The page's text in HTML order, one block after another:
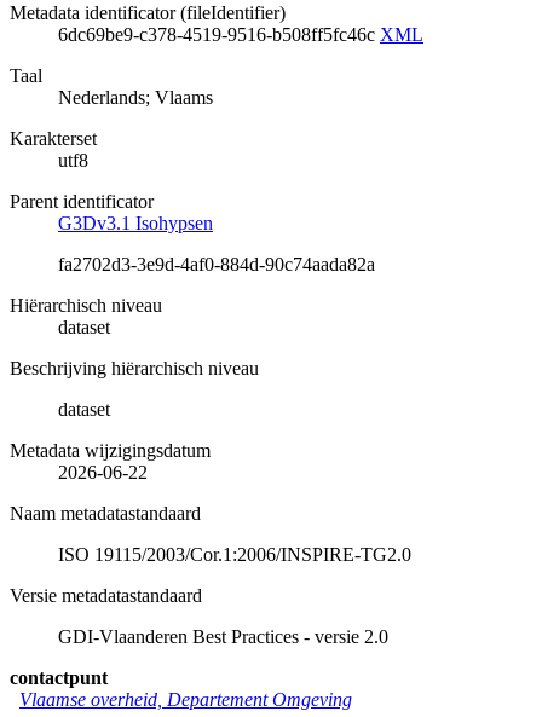
Metadata identificator (fileIdentifier)
6dc69be9-c378-4519-9516-b508ff5fc46c XML
Taal
Nederlands; Vlaams
Karakterset
utf8
Parent identificator
G3Dv3.1 Isohypsen
fa2702d3-3e9d-4af0-884d-90c74aada82a
Hiërarchisch niveau
dataset
Beschrijving hiërarchisch niveau
dataset
Metadata wijzigingsdatum
2026-06-22
Naam metadatastandaard
ISO 19115/2003/Cor.1:2006/INSPIRE-TG2.0
Versie metadatastandaard
GDI-Vlaanderen Best Practices - versie 2.0
contactpunt
Vlaamse overheid, Departement Omgeving